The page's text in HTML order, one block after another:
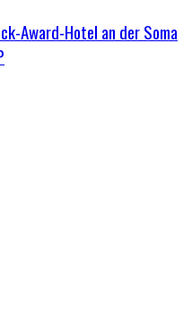
Award-Hotel an der Soma